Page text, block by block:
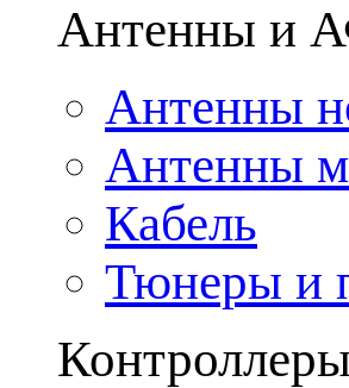
Антенны и
Антенны
Антенны
Кабель
Тюнеры и
Контроллеры